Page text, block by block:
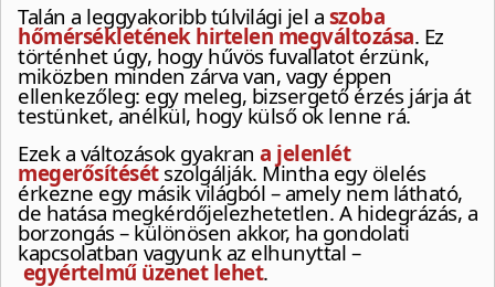
Talán a leggyakoribb túlvilági jel a szoba
hőmérsékletének hirtelen megváltozása. Ez
történhet úgy, hogy hűvös fuvallatot érzünk,
miközben minden zárva van, vagy éppen
ellenkezőleg: egy meleg, bizsergető érzés járja át
testünket, anélkül, hogy külső ok lenne rá.
Ezek a változások gyakran a jelenlét
megerősítésétszolgálják. Mintha egy ölelés
érkezne egy másik világból – amely nem látható,
de hatása megkérdőjelezhetetlen. A hidegrázás, a
borzongás – különösen akkor, ha gondolati
kapcsolatban vagyunk az elhunyttal –
egyértelmű üzenet lehet.